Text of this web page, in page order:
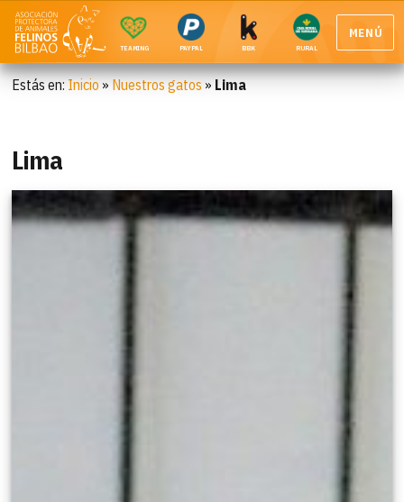
TEAMING PAYPAL BBK RURAL
MENÚ
Estás en: Inicio » Nuestros gatos » Lima
Lima